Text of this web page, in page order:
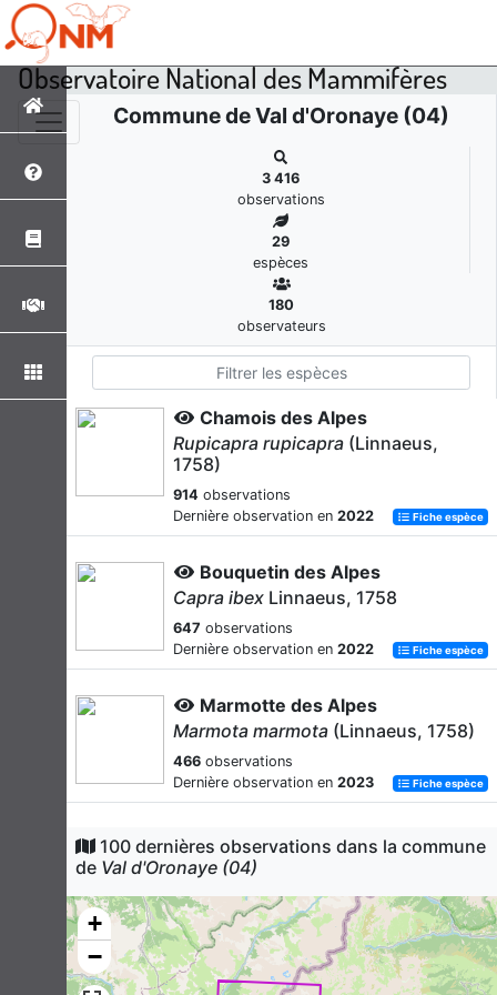
Observatoire National des Mammifères
Commune de Val d'Oronaye (04)
3 416
observations
29
espèces
180
observateurs
Chamois des Alpes
Rupicapra rupicapra (Linnaeus,
1758)
914 observations
Dernière observation en 2022 Fiche espèce
Bouquetin des Alpes
Capra ibex Linnaeus, 1758
647 observations
Dernière observation en 2022 Fiche espèce
Marmotte des Alpes
Marmota marmota (Linnaeus, 1758)
466 observations
Dernière observation en 2023 Fiche espèce
Cerf élaphe
Cervus elaphus
426observations
Dernière observation en 2023 Fiche espèce
Chevreuil européen
100 dernières observations dans la commune
de Val d'Oronaye (04)
+
−